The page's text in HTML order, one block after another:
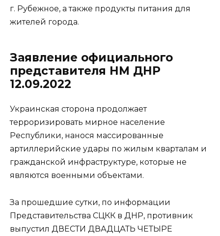
г. Рубежное, а также продукты питания для
жителей города.
Заявление официального
представителя НМ ДНР
12.09.2022
Украинская сторона продолжает
терроризировать мирное население
Республики, нанося массированные
артиллерийские удары по жилым кварталам и
гражданской инфраструктуре, которые не
являются военными объектами.
За прошедшие сутки, по информации
Представительства СЦКК в ДНР, противник
выпустил ДВЕСТИ ДВАДЦАТЬ ЧЕТЫРЕ